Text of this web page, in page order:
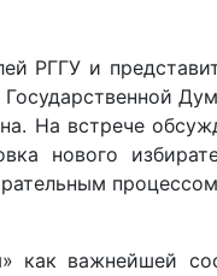
РГГУ и
На встрече
нового
важнейшей